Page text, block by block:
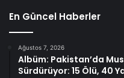
En Güncel Haberler
Ağustos 7, 2026
Albüm: Pakistan’da
Sürdürüyor: 15 Ölü, 40